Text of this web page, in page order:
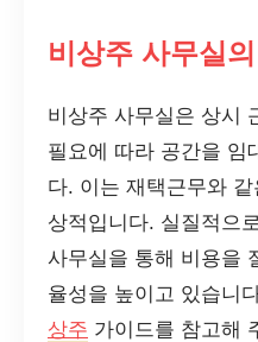
비상주 사무실
비상주 사무실은 상시
필요에 따라 공간을 임
다. 이는 재택근무와
상적입니다. 실질적으
사무실을 통해 비용을
율성을 높이고 있습니
상주 가이드를 참고해